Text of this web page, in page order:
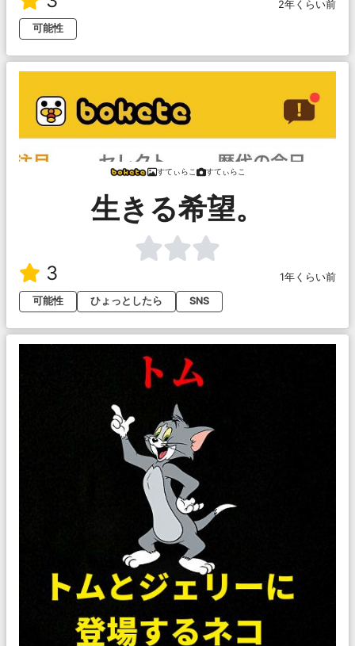
2年くらい前
可能性
すてぃらこ すてぃらこ
生きる希望。
3
1年くらい前
可能性
ひょっとしたら SNS